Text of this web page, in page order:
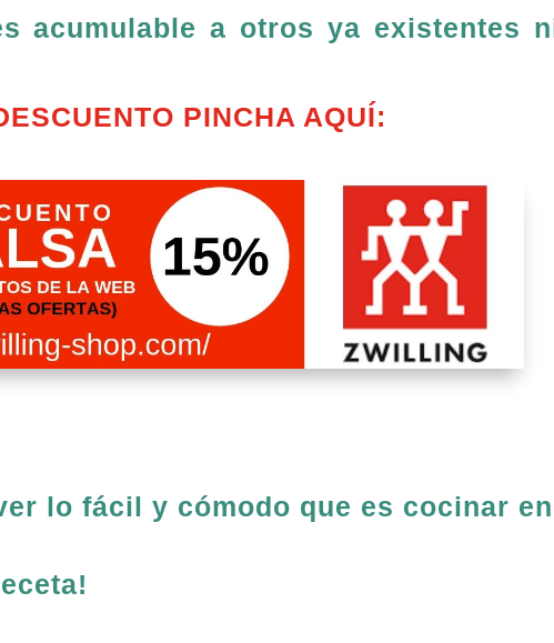
acumulable a otros ya existentes
PINCHA AQUÍ:
lo fácil y cómodo que es cocinar